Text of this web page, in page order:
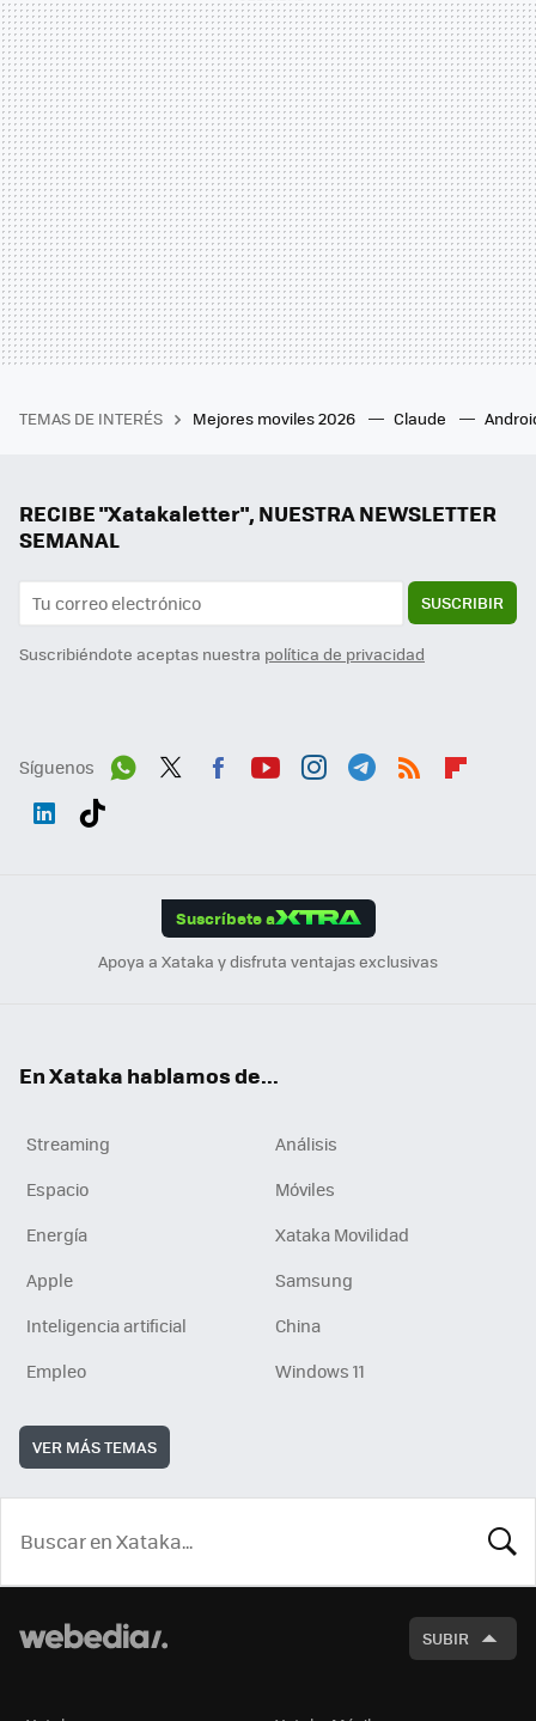
TEMAS DE INTERÉS Mejores moviles 2026 Claude
RECIBE "Xatakaletter", NUESTRA NEWSLETTER
SEMANAL
SUSCRIBIR
Suscribiéndote aceptas nuestra política de privacidad
Síguenos
Suscríbete a
Apoya a Xataka y disfruta ventajas exclusivas
En Xataka hablamos de...
Streaming
Análisis
Espacio
Móviles
Energía
Xataka Movilidad
Apple
Samsung
Inteligencia artificial
China
Empleo
Windows 11
VER MÁS TEMAS
SUBIR